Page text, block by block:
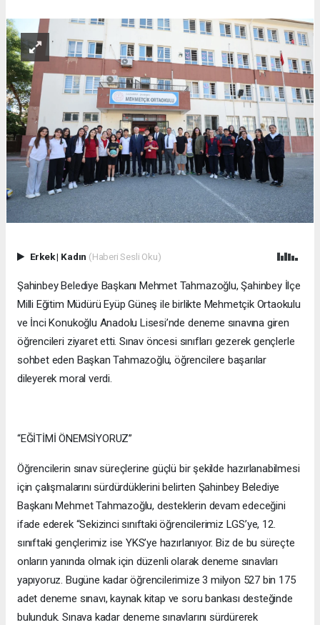
Erkek| Kadın (Haberi Sesli Oku)
Şahinbey Belediye Başkanı Mehmet Tahmazoğlu, Şahinbey İlçe
Milli Eğitim Müdürü Eyüp Güneş ile birlikte Mehmetçik Ortaokulu
ve İnci Konukoğlu Anadolu Lisesi’nde deneme sınavına giren
öğrencileri ziyaret etti. Sınav öncesi sınıfları gezerek gençlerle
sohbet eden Başkan Tahmazoğlu, öğrencilere başarılar
dileyerek moral verdi.
“EĞİTİMİ ÖNEMSİYORUZ”
Öğrencilerin sınav süreçlerine güçlü bir şekilde hazırlanabilmesi
için çalışmalarını sürdürdüklerini belirten Şahinbey Belediye
Başkanı Mehmet Tahmazoğlu, desteklerin devam edeceğini
ifade ederek “Sekizinci sınıftaki öğrencilerimiz LGS’ye, 12.
sınıftaki gençlerimiz ise YKS’ye hazırlanıyor. Biz de bu süreçte
onların yanında olmak için düzenli olarak deneme sınavları
yapıyoruz. Bugüne kadar öğrencilerimize 3 milyon 527 bin 175
adet deneme sınavı, kaynak kitap ve soru bankası desteğinde
bulunduk. Sınava kadar deneme sınavlarını sürdürerek